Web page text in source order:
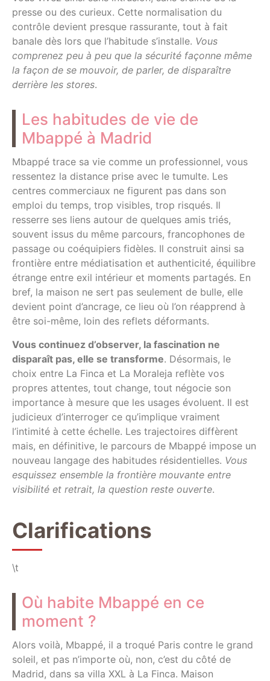
presse ou des curieux. Cette normalisation du
contrôle devient presque rassurante, tout à fait
banale dès lors que l’habitude s’installe. Vous
comprenez peu à peu que la sécurité façonne même
la façon de se mouvoir, de parler, de disparaître
derrière les stores.
Les habitudes de vie de
Mbappé à Madrid
Mbappé trace sa vie comme un professionnel, vous
ressentez la distance prise avec le tumulte. Les
centres commerciaux ne figurent pas dans son
emploi du temps, trop visibles, trop risqués. Il
resserre ses liens autour de quelques amis triés,
souvent issus du même parcours, francophones de
passage ou coéquipiers fidèles. Il construit ainsi sa
frontière entre médiatisation et authenticité, équilibre
étrange entre exil intérieur et moments partagés. En
bref, la maison ne sert pas seulement de bulle, elle
devient point d’ancrage, ce lieu où l’on réapprend à
être soi-même, loin des reflets déformants.
Vous continuez d’observer, la fascination ne
disparaît pas, elle se transforme. Désormais, le
choix entre La Finca et La Moraleja reflète vos
propres attentes, tout change, tout négocie son
importance à mesure que les usages évoluent. Il est
judicieux d’interroger ce qu’implique vraiment
l’intimité à cette échelle. Les trajectoires diffèrent
mais, en définitive, le parcours de Mbappé impose un
nouveau langage des habitudes résidentielles. Vous
esquissez ensemble la frontière mouvante entre
visibilité et retrait, la question reste ouverte.
Clarifications
\t
Où habite Mbappé en ce
moment ?
Alors voilà, Mbappé, il a troqué Paris contre le grand
soleil, et pas n’importe où, non, c’est du côté de
Madrid, dans sa villa XXL à La Finca. Maison